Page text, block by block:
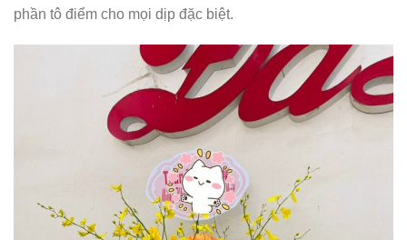
phần tô điểm cho mọi dịp đặc biệt.